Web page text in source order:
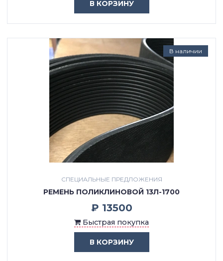
В КОРЗИНУ
В наличии
СПЕЦИАЛЬНЫЕ ПРЕДЛОЖЕНИЯ
РЕМЕНЬ ПОЛИКЛИНОВОЙ 13Л-1700
₽ 13500
Быстрая покупка
В КОРЗИНУ